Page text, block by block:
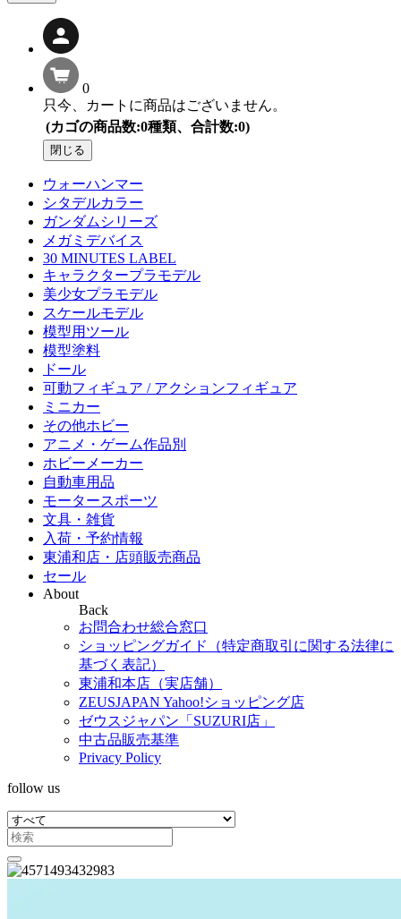
0
只今、カートに商品はございません。
(カゴの商品数:0種類、合計数:0)
閉じる
ウォーハンマー
シタデルカラー
ガンダムシリーズ
メガミデバイス
30 MINUTES LABEL
キャラクタープラモデル
美少女プラモデル
スケールモデル
模型用ツール
模型塗料
ドール
可動フィギュア / アクションフィギュア
ミニカー
その他ホビー
アニメ・ゲーム作品別
ホビーメーカー
自動車用品
モータースポーツ
文具・雑貨
入荷・予約情報
東浦和店・店頭販売商品
セール
About
Back
お問合わせ総合窓口
ショッピングガイド（特定商取引に関する法律に
基づく表記）
東浦和本店（実店舗）
ZEUSJAPAN Yahoo!ショッピング店
ゼウスジャパン「SUZURI店」
中古品販売基準
Privacy Policy
follow us